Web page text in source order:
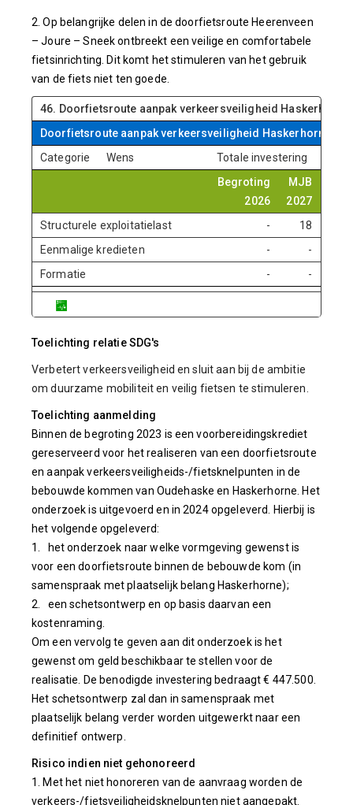
2. Op belangrijke delen in de doorfietsroute Heerenveen
– Joure – Sneek ontbreekt een veilige en comfortabele
fietsinrichting. Dit komt het stimuleren van het gebruik
van de fiets niet ten goede.
46. Doorfietsroute aanpak verkeersveiligheid Haskerhorne
Doorfietsroute aanpak verkeersveiligheid Haskerhorne
Categorie
Wens
Totale investering
Begroting
2026
MJB
2027
Structurele exploitatielast
- 18
Eenmalige kredieten
- -
Formatie
- -
Toelichting relatie SDG's
Verbetert verkeersveiligheid en sluit aan bij de ambitie
om duurzame mobiliteit en veilig fietsen te stimuleren.
Toelichting aanmelding
Binnen de begroting 2023 is een voorbereidingskrediet
gereserveerd voor het realiseren van een doorfietsroute
en aanpak verkeersveiligheids-/fietsknelpunten in de
bebouwde kommen van Oudehaske en Haskerhorne. Het
onderzoek is uitgevoerd en in 2024 opgeleverd. Hierbij is
het volgende opgeleverd:
1. het onderzoek naar welke vormgeving gewenst is
voor een doorfietsroute binnen de bebouwde kom (in
samenspraak met plaatselijk belang Haskerhorne);
2. een schetsontwerp en op basis daarvan een
kostenraming.
Om een vervolg te geven aan dit onderzoek is het
gewenst om geld beschikbaar te stellen voor de
realisatie. De benodigde investering bedraagt € 447.500.
Het schetsontwerp zal dan in samenspraak met
plaatselijk belang verder worden uitgewerkt naar een
definitief ontwerp.
Risico indien niet gehonoreerd
1. Met het niet honoreren van de aanvraag worden de
verkeers-/fietsveiligheidsknelpunten niet aangepakt.